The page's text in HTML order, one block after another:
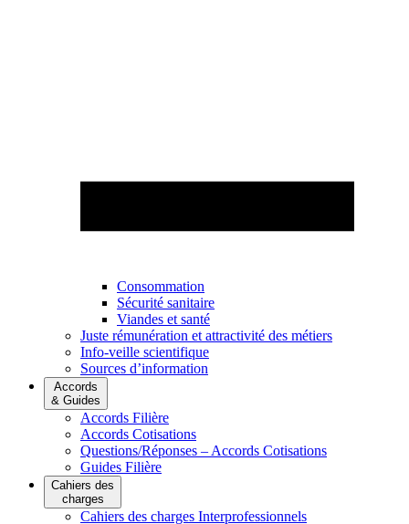
Consommation
Sécurité sanitaire
Viandes et santé
Juste rémunération et attractivité des métiers
Info-veille scientifique
Sources d’information
Accords
& Guides
Accords Filière
Accords Cotisations
Questions/Réponses – Accords Cotisations
Guides Filière
Cahiers des
charges
Cahiers des charges Interprofessionnels